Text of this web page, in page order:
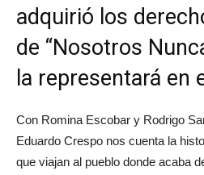
adquirió los
de “Nosotros
la representará en
Con Romina Escobar y Rodrigo
Eduardo Crespo nos cuenta la
que viajan al pueblo donde acaba